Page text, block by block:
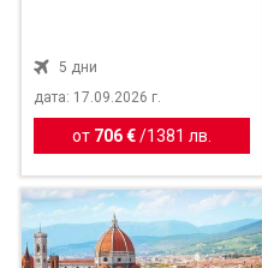
5 дни
дата: 17.09.2026 г.
от 706 € / 1381 лв.